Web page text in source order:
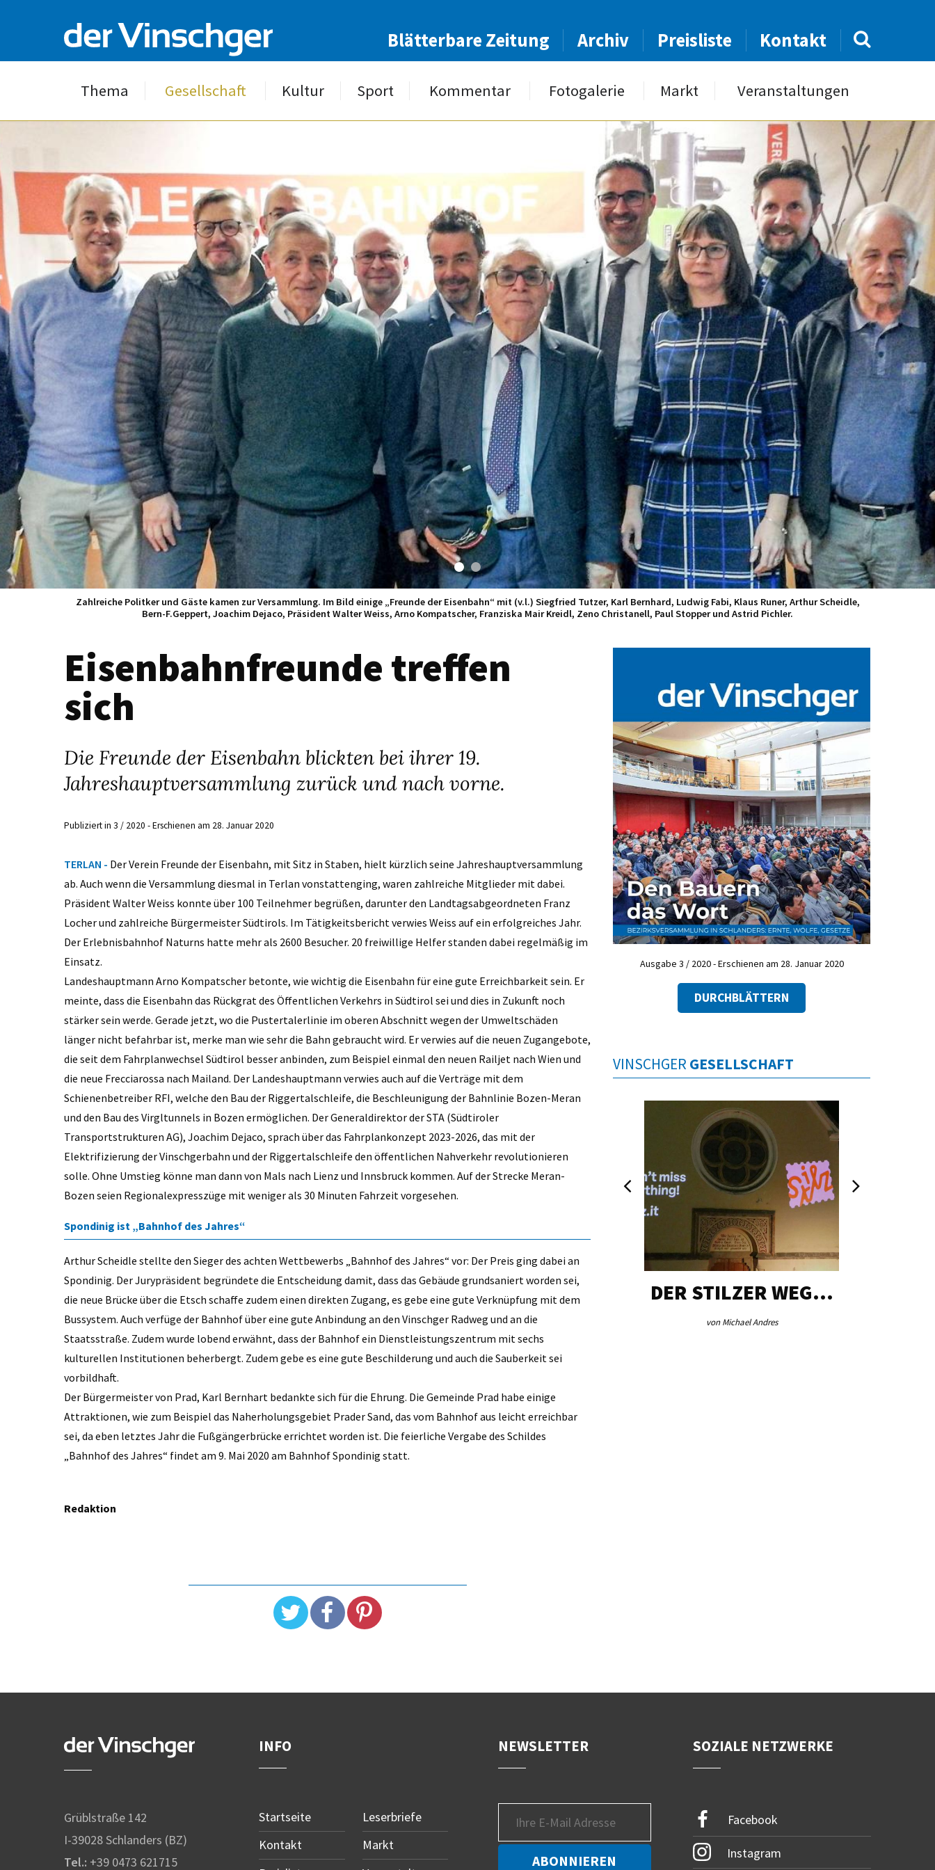
Blätterbare Zeitung Archiv Preisliste Kontakt
Thema Gesellschaft Kultur Sport Kommentar Fotogalerie Markt Veranstaltungen
Zahlreiche Politker und Gäste kamen zur Versammlung. Im Bild einige „Freunde der Eisenbahn“ mit (v.l.) Siegfried Tutzer, Karl Bernhard, Ludwig Fabi, Klaus Runer, Arthur Scheidle,
Bern-F.Geppert, Joachim Dejaco, Präsident Walter Weiss, Arno Kompatscher, Franziska Mair Kreidl, Zeno Christanell, Paul Stopper und Astrid Pichler.
Eisenbahnfreunde treffen
sich
Die Freunde der Eisenbahn blickten bei ihrer 19.
Jahreshauptversammlung zurück und nach vorne.
Publiziert in 3 / 2020 - Erschienen am 28. Januar 2020
TERLAN - Der Verein Freunde der Eisenbahn, mit Sitz in Staben, hielt kürzlich seine Jahreshauptversammlung
ab. Auch wenn die Versammlung diesmal in Terlan vonstattenging, waren zahlreiche Mitglieder mit dabei.
Präsident Walter Weiss konnte über 100 Teilnehmer begrüßen, darunter den Landtagsabgeordneten Franz
Locher und zahlreiche Bürgermeister Südtirols. Im Tätigkeitsbericht verwies Weiss auf ein erfolgreiches Jahr.
Der Erlebnisbahnhof Naturns hatte mehr als 2600 Besucher. 20 freiwillige Helfer standen dabei regelmäßig im
Einsatz.
Landeshauptmann Arno Kompatscher betonte, wie wichtig die Eisenbahn für eine gute Erreichbarkeit sein. Er
meinte, dass die Eisenbahn das Rückgrat des Öffentlichen Verkehrs in Südtirol sei und dies in Zukunft noch
stärker sein werde. Gerade jetzt, wo die Pustertalerlinie im oberen Abschnitt wegen der Umweltschäden
länger nicht befahrbar ist, merke man wie sehr die Bahn gebraucht wird. Er verwies auf die neuen Zugangebote,
die seit dem Fahrplanwechsel Südtirol besser anbinden, zum Beispiel einmal den neuen Railjet nach Wien und
die neue Frecciarossa nach Mailand. Der Landeshauptmann verwies auch auf die Verträge mit dem
Schienenbetreiber RFI, welche den Bau der Riggertalschleife, die Beschleunigung der Bahnlinie Bozen-Meran
und den Bau des Virgltunnels in Bozen ermöglichen. Der Generaldirektor der STA (Südtiroler
Transportstrukturen AG), Joachim Dejaco, sprach über das Fahrplankonzept 2023-2026, das mit der
Elektrifizierung der Vinschgerbahn und der Riggertalschleife den öffentlichen Nahverkehr revolutionieren
solle. Ohne Umstieg könne man dann von Mals nach Lienz und Innsbruck kommen. Auf der Strecke Meran-
Bozen seien Regionalexpresszüge mit weniger als 30 Minuten Fahrzeit vorgesehen.
Spondinig ist „Bahnhof des Jahres“
Arthur Scheidle stellte den Sieger des achten Wettbewerbs „Bahnhof des Jahres“ vor: Der Preis ging dabei an
Spondinig. Der Jurypräsident begründete die Entscheidung damit, dass das Gebäude grundsaniert worden sei,
die neue Brücke über die Etsch schaffe zudem einen direkten Zugang, es gebe eine gute Verknüpfung mit dem
Bussystem. Auch verfüge der Bahnhof über eine gute Anbindung an den Vinschger Radweg und an die
Staatsstraße. Zudem wurde lobend erwähnt, dass der Bahnhof ein Dienstleistungszentrum mit sechs
kulturellen Institutionen beherbergt. Zudem gebe es eine gute Beschilderung und auch die Sauberkeit sei
vorbildhaft.
Der Bürgermeister von Prad, Karl Bernhart bedankte sich für die Ehrung. Die Gemeinde Prad habe einige
Attraktionen, wie zum Beispiel das Naherholungsgebiet Prader Sand, das vom Bahnhof aus leicht erreichbar
sei, da eben letztes Jahr die Fußgängerbrücke errichtet worden ist. Die feierliche Vergabe des Schildes
„Bahnhof des Jahres“ findet am 9. Mai 2020 am Bahnhof Spondinig statt.
Redaktion
Ausgabe 3 / 2020 - Erschienen am 28. Januar 2020
DURCHBLÄTTERN
VINSCHGER GESELLSCHAFT
DER STILZER WEG…
von Michael Andres
Grüblstraße 142
I-39028 Schlanders (BZ)
Tel.: +39 0473 621715
INFO
Startseite
Kontakt
Leserbriefe
Markt
NEWSLETTER SOZIALE NETZWERKE
Facebook
Instagram